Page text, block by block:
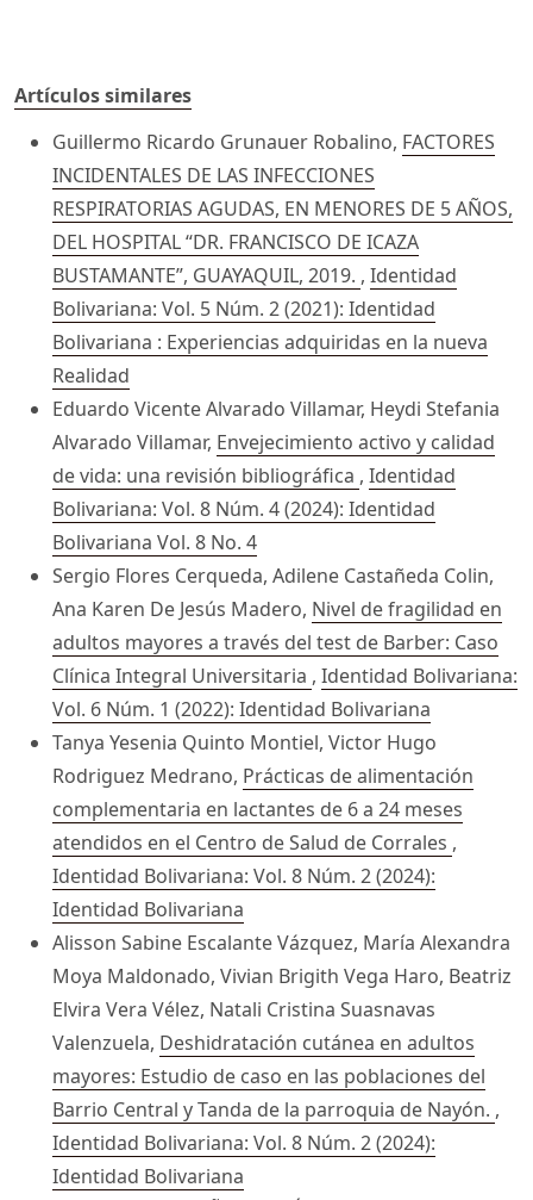
Artículos similares
Guillermo Ricardo Grunauer Robalino, FACTORES
INCIDENTALES DE LAS INFECCIONES
RESPIRATORIAS AGUDAS, EN MENORES DE 5 AÑOS,
DEL HOSPITAL “DR. FRANCISCO DE ICAZA
BUSTAMANTE”, GUAYAQUIL, 2019. , Identidad
Bolivariana: Vol. 5 Núm. 2 (2021): Identidad
Bolivariana : Experiencias adquiridas en la nueva
Realidad
Eduardo Vicente Alvarado Villamar, Heydi Stefania
Alvarado Villamar, Envejecimiento activo y calidad
de vida: una revisión bibliográfica , Identidad
Bolivariana: Vol. 8 Núm. 4 (2024): Identidad
Bolivariana Vol. 8 No. 4
Sergio Flores Cerqueda, Adilene Castañeda Colin,
Ana Karen De Jesús Madero, Nivel de fragilidad en
adultos mayores a través del test de Barber: Caso
Clínica Integral Universitaria , Identidad Bolivariana:
Vol. 6 Núm. 1 (2022): Identidad Bolivariana
Tanya Yesenia Quinto Montiel, Victor Hugo
Rodriguez Medrano, Prácticas de alimentación
complementaria en lactantes de 6 a 24 meses
atendidos en el Centro de Salud de Corrales ,
Identidad Bolivariana: Vol. 8 Núm. 2 (2024):
Identidad Bolivariana
Alisson Sabine Escalante Vázquez, María Alexandra
Moya Maldonado, Vivian Brigith Vega Haro, Beatriz
Elvira Vera Vélez, Natali Cristina Suasnavas
Valenzuela, Deshidratación cutánea en adultos
mayores: Estudio de caso en las poblaciones del
Barrio Central y Tanda de la parroquia de Nayón. ,
Identidad Bolivariana: Vol. 8 Núm. 2 (2024):
Identidad Bolivariana